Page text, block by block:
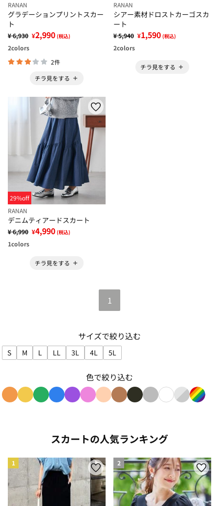
RANAN
グラデーションプリントスカー
ト
¥ 6,930 ¥2,990 (税込)
2colors
2件
チラ見をする
RANAN
シアー素材ドロストカーゴスカ
ート
¥ 5,940 ¥1,590 (税込)
2colors
チラ見をする
29%off
RANAN
デニムティアードスカート
¥ 6,990 ¥4,990 (税込)
1colors
チラ見をする
1
サイズで絞り込む
S
サイズで絞り込み: S
M
サイズで絞り込み: M
L
サイズで絞り込み: L
LL
サイズで絞り込み: LL
3L
サイズで絞り込み: 3L
4L
サイズで絞り込み: 4L
5L
サイズで絞り込み: 5L
色で絞り込む
スカートの人気ランキング
1 2